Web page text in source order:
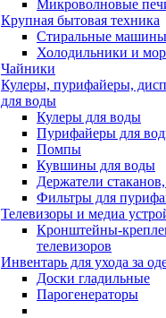
Микроволновые
Крупная бытовая техника
Стиральные машины
Холодильники и
Чайники
Кулеры, пурифайеры,
для воды
Кулеры для воды
Пурифайеры для
Помпы
Кувшины для воды
Держатели
Фильтры для
Телевизоры и медиа
Кронштейны-
телевизоров
Инвентарь для ухода за
Доски гладильные
Парогенераторы